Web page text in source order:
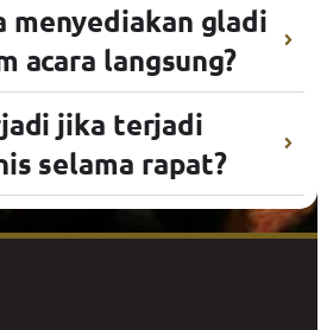
menyediakan gladi
acara langsung?
jika terjadi
selama rapat?